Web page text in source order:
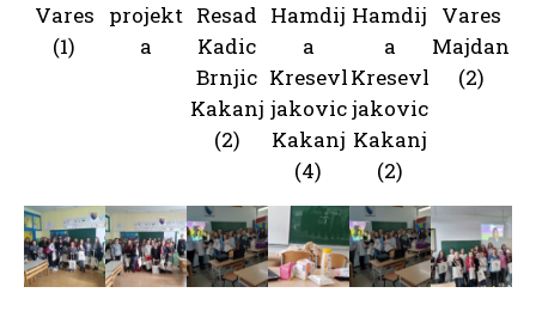
Vares
(1)
projekt
a
Resad
Kadic
Brnjic
Kakanj
(2)
Hamdij
a
Kresevl
jakovic
Kakanj
(4)
Hamdij
a
Kresevl
jakovic
Kakanj
(2)
Vares
Majdan
(2)